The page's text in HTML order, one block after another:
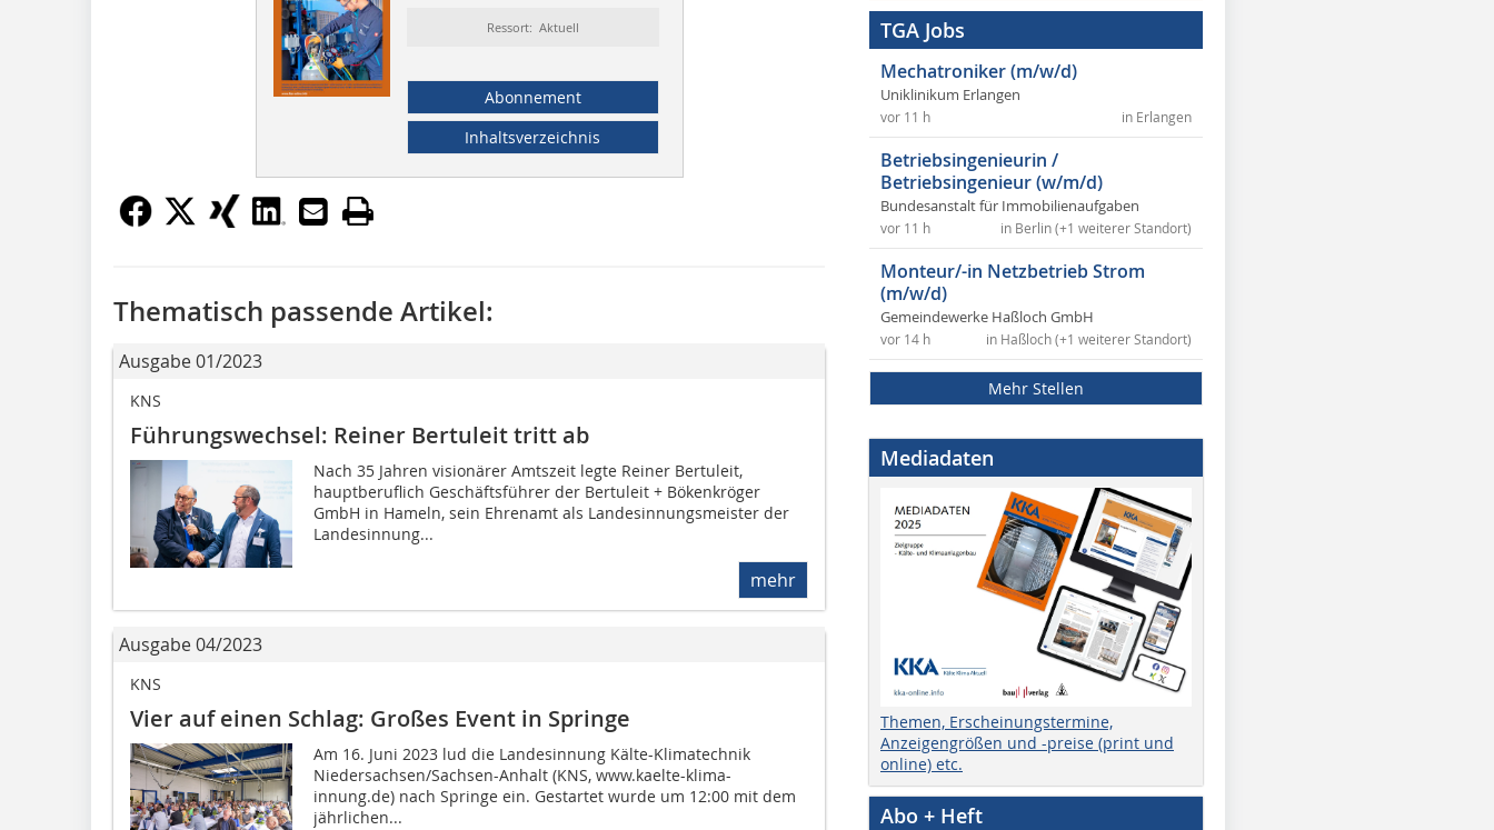
Ressort: Aktuell
Abonnement
Inhaltsverzeichnis
Thematisch passende Artikel:
Ausgabe 01/2023
KNS
Führungswechsel: Reiner Bertuleit tritt ab
Nach 35 Jahren visionärer Amtszeit legte Reiner Bertuleit,
hauptberuflich Geschäftsführer der Bertuleit + Bökenkröger
GmbH in Hameln, sein Ehrenamt als Landesinnungsmeister der
Landesinnung...
mehr
Ausgabe 04/2023
KNS
Vier auf einen Schlag: Großes Event in Springe
Am 16. Juni 2023 lud die Landesinnung Kälte-Klimatechnik
Niedersachsen/Sachsen-Anhalt (KNS, www.kaelte-klima-
innung.de) nach Springe ein. Gestartet wurde um 12:00 mit dem
jährlichen...
TGA Jobs
Mechatroniker (m/w/d)
Uniklinikum Erlangen
in Erlangen
vor 11 h
Betriebsingenieurin /
Betriebsingenieur (w/m/d)
Bundesanstalt für Immobilienaufgaben
in Berlin (+1 weiterer Standort)
vor 11 h
Monteur/-in Netzbetrieb Strom
(m/w/d)
Gemeindewerke Haßloch GmbH
in Haßloch (+1 weiterer Standort)
vor 14 h
Mehr Stellen
Mediadaten
Themen, Erscheinungstermine,
Anzeigengrößen und -preise (print und
online) etc.
Abo + Heft